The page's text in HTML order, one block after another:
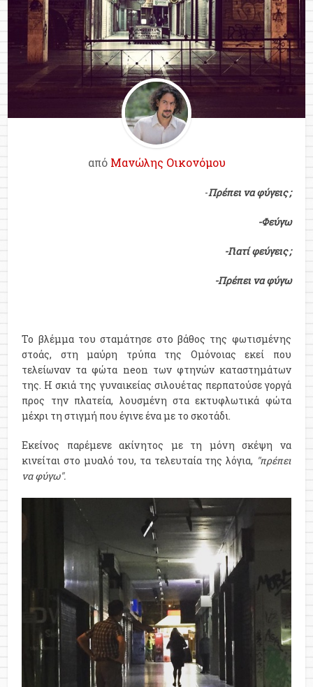
από Μανώλης Οικονόμου
-Πρέπει να φύγεις ;
-Φεύγω
-Γιατί φεύγεις ;
-Πρέπει να φύγω
Το βλέμμα του σταμάτησε στο βάθος της φωτισμένης
στοάς, στη μαύρη τρύπα της Ομόνοιας εκεί που
τελείωναν τα φώτα neon των φτηνών καταστημάτων
της. Η σκιά της γυναικείας σιλουέτας περπατούσε γοργά
προς την πλατεία, λουσμένη στα εκτυφλωτικά φώτα
μέχρι τη στιγμή που έγινε ένα με το σκοτάδι.
Εκείνος παρέμενε ακίνητος με τη μόνη σκέψη να
κινείται στο μυαλό του, τα τελευταία της λόγια, "πρέπει
να φύγω".